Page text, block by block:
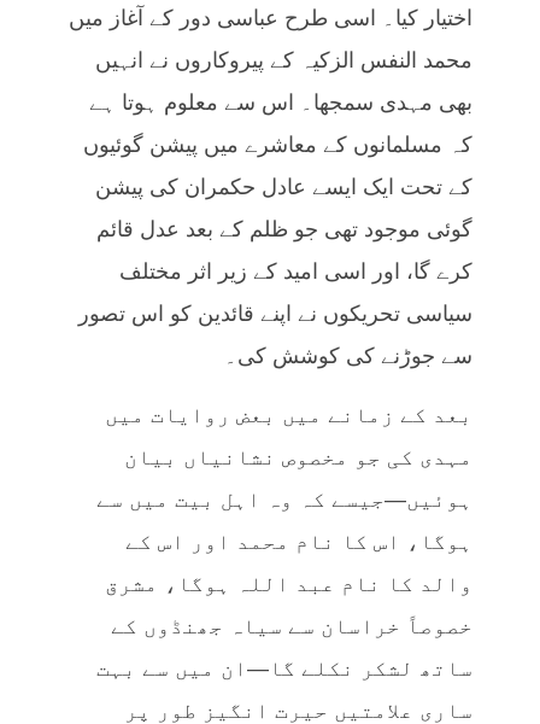
اختیار کیا۔ اسی طرح عباسی دور کے آغاز میں
محمد النفس الزکیہ کے پیروکاروں نے انہیں
بھی مہدی سمجھا۔ اس سے معلوم ہوتا ہے
کہ مسلمانوں کے معاشرے میں پیشن گوئیوں
کے تحت ایک ایسے عادل حکمران کی پیشن
گوئی موجود تھی جو ظلم کے بعد عدل قائم
کرے گا، اور اسی امید کے زیر اثر مختلف
سیاسی تحریکوں نے اپنے قائدین کو اس تصور
سے جوڑنے کی کوشش کی۔
بعد کے زمانے میں بعض روایات میں
مہدی کی جو مخصوص نشانیاں بیان
ہوئیں—جیسے کہ وہ اہل بیت میں سے
ہوگا، اس کا نام محمد اور اس کے
والد کا نام عبد اللہ ہوگا، مشرق
خصوصاً خراسان سے سیاہ جھنڈوں کے
ساتھ لشکر نکلے گا—ان میں سے بہت
ساری علامتیں حیرت انگیز طور پر